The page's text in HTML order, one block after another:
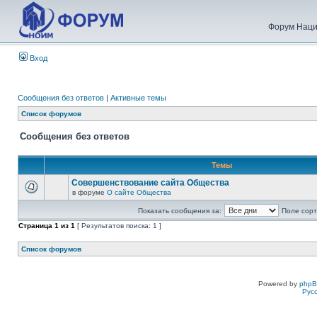
Форум
Вход
Сообщения без ответов | Активные темы
Список форумов
Сообщения без ответов
Темы
Совершенствование сайта Общества
в форуме О сайте Общества
Показать сообщения за:
Поле
Страница 1 из 1 [ Результатов поиска: 1 ]
Список форумов
Powered by